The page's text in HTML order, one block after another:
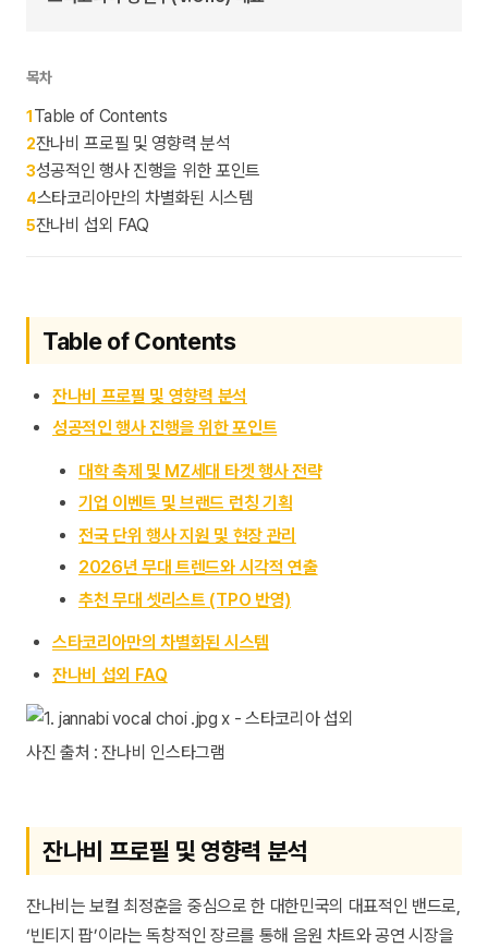
목차
1 Table of Contents
2잔나비 프로필 및 영향력 분석
3성공적인 행사 진행을 위한 포인트
4스타코리아만의 차별화된 시스템
5잔나비 섭외 FAQ
Table of Contents
잔나비 프로필 및 영향력 분석
성공적인 행사 진행을 위한 포인트
대학 축제 및 MZ세대 타겟 행사 전략
기업 이벤트 및 브랜드 런칭 기획
전국 단위 행사 지원 및 현장 관리
2026년 무대 트렌드와 시각적 연출
추천 무대 셋리스트 (TPO 반영)
스타코리아만의 차별화된 시스템
잔나비 섭외 FAQ
사진 출처 : 잔나비 인스타그램
잔나비 프로필 및 영향력 분석
잔나비는 보컬 최정훈을 중심으로 한 대한민국의 대표적인 밴드로,
‘빈티지 팝’이라는 독창적인 장르를 통해 음원 차트와 공연 시장을